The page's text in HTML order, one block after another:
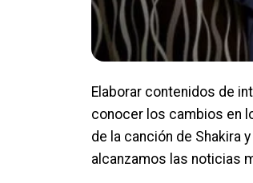
Elaborar contenidos de
conocer los cambios en
de la canción de Shakira
alcanzamos las noticias